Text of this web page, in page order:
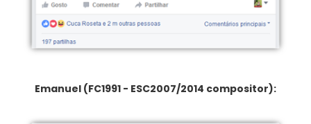
Emanuel (FC1991 - ESC2007/2014 compositor):